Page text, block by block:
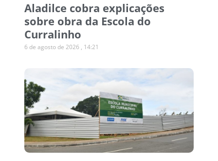
Aladilce cobra explicações
sobre obra da Escola do
Curralinho
6 de agosto de 2026 14:21